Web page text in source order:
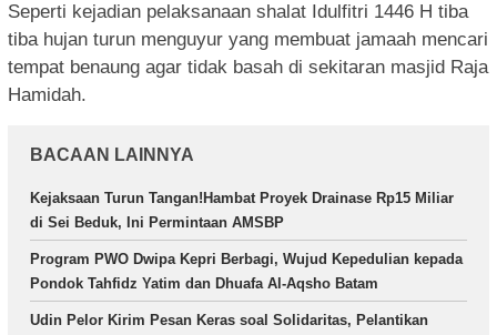
Seperti kejadian pelaksanaan shalat Idulfitri 1446 H tiba
tiba hujan turun menguyur yang membuat jamaah mencari
tempat benaung agar tidak basah di sekitaran masjid Raja
Hamidah.
BACAAN LAINNYA
Kejaksaan Turun Tangan!Hambat Proyek Drainase Rp15 Miliar
di Sei Beduk, Ini Permintaan AMSBP
Program PWO Dwipa Kepri Berbagi, Wujud Kepedulian kepada
Pondok Tahfidz Yatim dan Dhuafa Al-Aqsho Batam
Udin Pelor Kirim Pesan Keras soal Solidaritas, Pelantikan